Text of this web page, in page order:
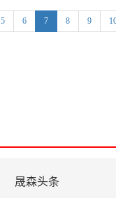
5 6 7 8 9
晟森头条